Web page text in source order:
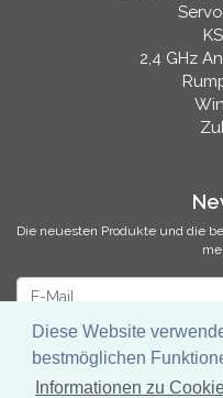
2,4 GHz
Die neuesten Produkte und die
Diese Website
bestmöglichen
Informationen zu